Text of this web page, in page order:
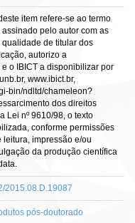
item refere-se ao termo
pelo autor com as
de titular dos
autorizo a
o IBICT a disponibilizar por
www.ibict.br,
bin/ndltd/chameleon?
dos direitos
Lei nº 9610/98, o texto
conforme permissões
impressão e/ou
da produção científica
2015.08.D.19087
pós-doutorado